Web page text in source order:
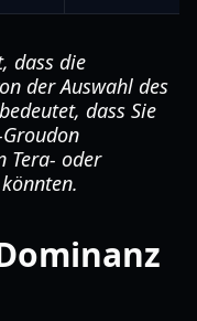
dass die
der Auswahl des
dass Sie
Tera- oder